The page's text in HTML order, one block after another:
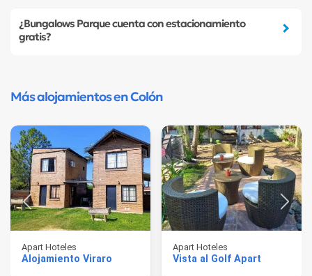
¿Bungalows Parque cuenta con estacionamiento
gratis?
Más alojamientos en Colón
Apart Hoteles
Alojamiento Viraro
Apart Hoteles
Vista al Golf Apart